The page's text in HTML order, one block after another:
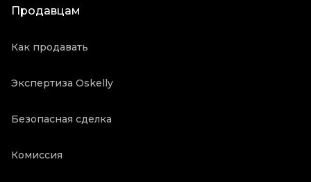
Продавцам
Как продавать
Экспертиза Oskelly
Безопасная сделка
Комиссия